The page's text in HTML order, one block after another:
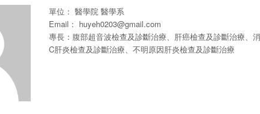
單位： 醫學院 醫學系
Email： huyeh0203@gmail.com
專長：腹部超音波檢查及診斷治療、肝癌檢查及診斷治療、
C肝炎檢查及診斷治療、不明原因肝炎檢查及診斷治療